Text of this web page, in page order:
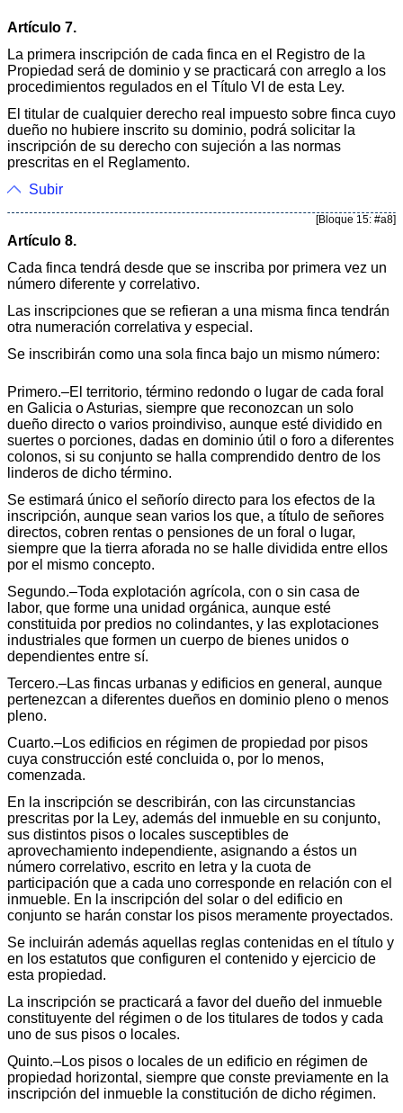
Artículo 7.
La primera inscripción de cada finca en el Registro de la
Propiedad será de dominio y se practicará con arreglo a los
procedimientos regulados en el Título VI de esta Ley.
El titular de cualquier derecho real impuesto sobre finca cuyo
dueño no hubiere inscrito su dominio, podrá solicitar la
inscripción de su derecho con sujeción a las normas
prescritas en el Reglamento.
Subir
[Bloque 15: #a8]
Artículo 8.
Cada finca tendrá desde que se inscriba por primera vez un
número diferente y correlativo.
Las inscripciones que se refieran a una misma finca tendrán
otra numeración correlativa y especial.
Se inscribirán como una sola finca bajo un mismo número:
Primero.–El territorio, término redondo o lugar de cada foral
en Galicia o Asturias, siempre que reconozcan un solo
dueño directo o varios proindiviso, aunque esté dividido en
suertes o porciones, dadas en dominio útil o foro a diferentes
colonos, si su conjunto se halla comprendido dentro de los
linderos de dicho término.
Se estimará único el señorío directo para los efectos de la
inscripción, aunque sean varios los que, a título de señores
directos, cobren rentas o pensiones de un foral o lugar,
siempre que la tierra aforada no se halle dividida entre ellos
por el mismo concepto.
Segundo.–Toda explotación agrícola, con o sin casa de
labor, que forme una unidad orgánica, aunque esté
constituida por predios no colindantes, y las explotaciones
industriales que formen un cuerpo de bienes unidos o
dependientes entre sí.
Tercero.–Las fincas urbanas y edificios en general, aunque
pertenezcan a diferentes dueños en dominio pleno o menos
pleno.
Cuarto.–Los edificios en régimen de propiedad por pisos
cuya construcción esté concluida o, por lo menos,
comenzada.
En la inscripción se describirán, con las circunstancias
prescritas por la Ley, además del inmueble en su conjunto,
sus distintos pisos o locales susceptibles de
aprovechamiento independiente, asignando a éstos un
número correlativo, escrito en letra y la cuota de
participación que a cada uno corresponde en relación con el
inmueble. En la inscripción del solar o del edificio en
conjunto se harán constar los pisos meramente proyectados.
Se incluirán además aquellas reglas contenidas en el título y
en los estatutos que configuren el contenido y ejercicio de
esta propiedad.
La inscripción se practicará a favor del dueño del inmueble
constituyente del régimen o de los titulares de todos y cada
uno de sus pisos o locales.
Quinto.–Los pisos o locales de un edificio en régimen de
propiedad horizontal, siempre que conste previamente en la
inscripción del inmueble la constitución de dicho régimen.